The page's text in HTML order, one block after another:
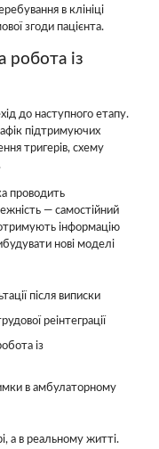
в клініці
згоди пацієнта.
робота із
до наступного етапу.
підтримуючих
тригерів, схему
проводить
— самостійний
інформацію
нові моделі
після виписки
реінтеграції
із
в амбулаторному
а в реальному житті.